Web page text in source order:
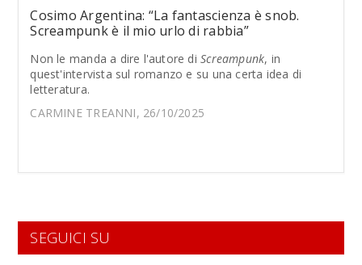
Cosimo Argentina: “La fantascienza è snob.
Screampunk è il mio urlo di rabbia”
Non le manda a dire l'autore diScreampunk, in
quest'intervista sul romanzo e su una certa idea di
letteratura.
CARMINE TREANNI, 26/10/2025
SEGUICI SU